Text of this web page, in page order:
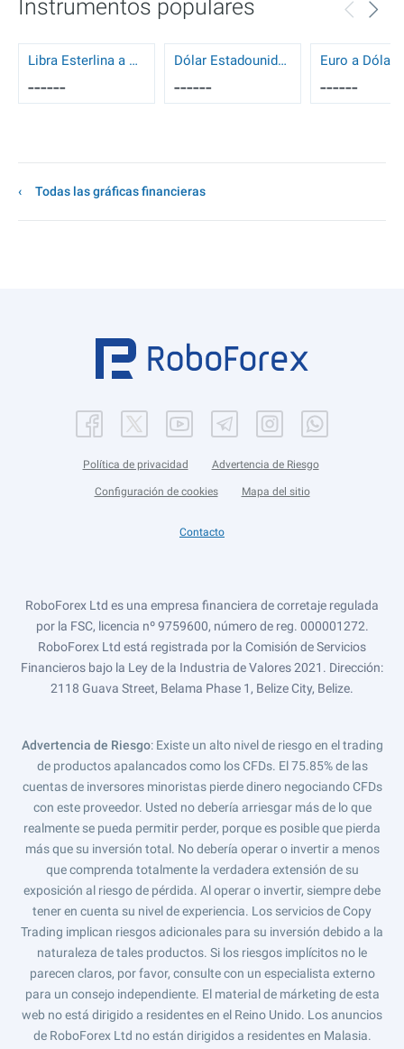
Instrumentos populares
Libra Esterlina a Dólar Estadounidense
------
Dólar Estadounidense a Dólar Canadiense
------ ------
Todas las gráficas financieras
Política de privacidad Advertencia de Riesgo
Configuración de cookies Mapa del sitio
Contacto
RoboForex Ltd es una empresa financiera de corretaje regulada
por la FSC, licencia nº 9759600, número de reg. 000001272.
RoboForex Ltd está registrada por la Comisión de Servicios
Financieros bajo la Ley de la Industria de Valores 2021. Dirección:
2118 Guava Street, Belama Phase 1, Belize City, Belize.
Advertencia de Riesgo: Existe un alto nivel de riesgo en el trading
de productos apalancados como los CFDs. El 75.85% de las
cuentas de inversores minoristas pierde dinero negociando CFDs
con este proveedor. Usted no debería arriesgar más de lo que
realmente se pueda permitir perder, porque es posible que pierda
más que su inversión total. No debería operar o invertir a menos
que comprenda totalmente la verdadera extensión de su
exposición al riesgo de pérdida. Al operar o invertir, siempre debe
tener en cuenta su nivel de experiencia. Los servicios de Copy
Trading implican riesgos adicionales para su inversión debido a la
naturaleza de tales productos. Si los riesgos implícitos no le
parecen claros, por favor, consulte con un especialista externo
para un consejo independiente. El material de márketing de esta
web no está dirigido a residentes en el Reino Unido. Los anuncios
de RoboForex Ltd no están dirigidos a residentes en Malasia.